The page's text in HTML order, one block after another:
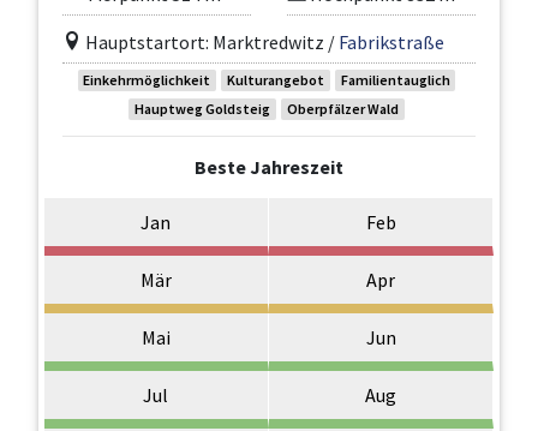
Hauptstartort: Marktredwitz / Fabrikstraße
Einkehrmöglichkeit Kulturangebot
Familientauglich
Hauptweg Goldsteig
Oberpfälzer Wald
Beste Jahreszeit
Jan Feb
Mär Apr
Mai Jun
Jul Aug